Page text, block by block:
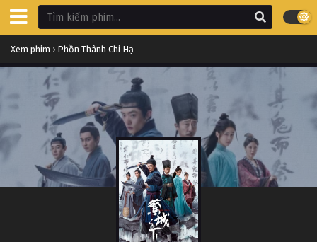
Xem phim › Phồn Thành Chi Hạ